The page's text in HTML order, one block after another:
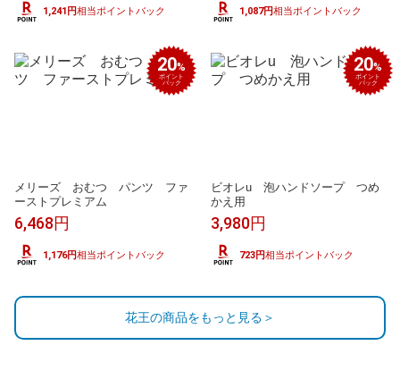
1,241円相当ポイントバック 1,087円相当ポイントバック
メリーズ おむつ パンツ ファ
ーストプレミアム
6,468円
20%
ポイント
バック
1,176円相当ポイントバック
ビオレu 泡ハンドソープ つめ
かえ用
3,980円
20%
ポイント
バック
723円相当ポイントバック
花王の商品をもっと見る＞